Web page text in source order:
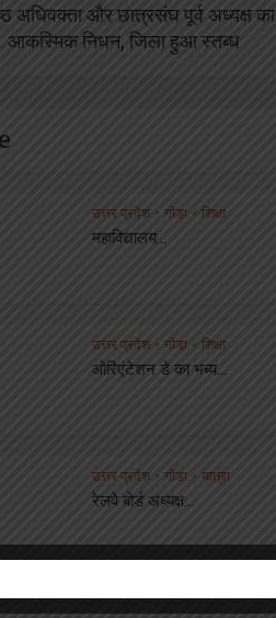
अधिवक्ता और छात्रसंघ पूर्व अध्यक्ष का
आकस्मिक निधन, जिला हुआ स्तब्ध
उत्तर प्रदेश • गोंडा • शिक्षा
महाविद्यालय...
उत्तर प्रदेश • गोंडा • शिक्षा
ओरिएंटेशन डे का भब्य...
उत्तर प्रदेश • गोंडा • यात्रा
रेलवे बोर्ड अध्यक्ष...